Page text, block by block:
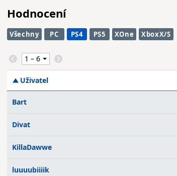
Hodnocení
Všechny PC PS4 PS5 XOne XboxX/S
Uživatel
Bart
Divat
KillaDawwe
luuuubiiiik